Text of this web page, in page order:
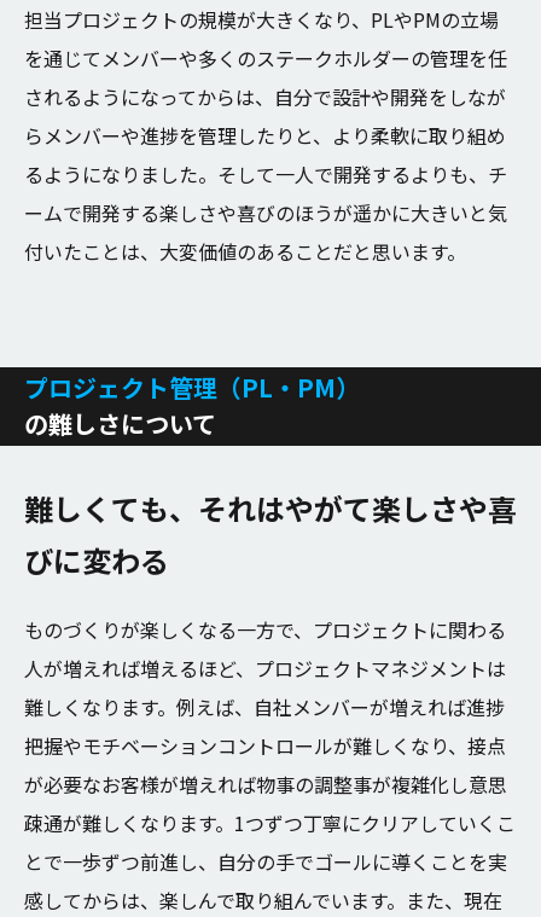
担当プロジェクトの規模が大きくなり、PLやPMの立場
を通じてメンバーや多くのステークホルダーの管理を任
されるようになってからは、自分で設計や開発をしなが
らメンバーや進捗を管理したりと、より柔軟に取り組め
るようになりました。そして一人で開発するよりも、チ
ームで開発する楽しさや喜びのほうが遥かに大きいと気
付いたことは、大変価値のあることだと思います。
プロジェクト管理（PL・PM）
の難しさについて
難しく ても、 それはやがて楽しさや喜
びに変わる
ものづくりが楽しくなる一方で、プロジェクトに関わる
人が増えれば増えるほど、プロジェクトマネジメントは
難しくなります。例えば、自社メンバーが増えれば進捗
把握やモチベーションコントロールが難しくなり、接点
が必要なお客様が増えれば物事の調整事が複雑化し意思
疎通が難しくなります。1つずつ丁寧にクリアしていくこ
とで一歩ずつ前進し、自分の手でゴールに導くことを実
感してからは、楽しんで取り組んでいます。また、現在